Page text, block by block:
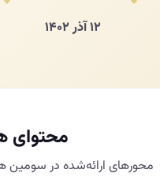
۱۲ آذر ۱۴۰۲
محتوای
محورهای ارائه‌شده در